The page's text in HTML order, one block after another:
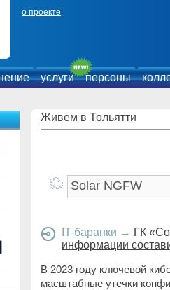
о проекте
услуги персоны
Живем в Тольятти
IT-баранки → ГК
информации
В 2023 году ключевой
масштабные утечки